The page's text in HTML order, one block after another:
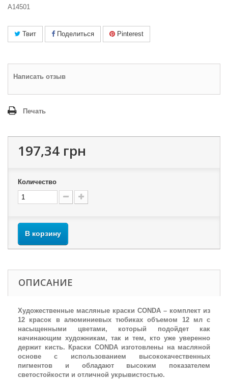
A14501
Твит Поделиться Pinterest
Написать отзыв
Печать
197,34 грн
Количество
В корзину
ОПИСАНИЕ
Художественные масляные краски CONDA – комплект из
12 красок в алюминиевых тюбиках объемом 12 мл с
насыщенными цветами, который подойдет как
начинающим художникам, так и тем, кто уже уверенно
держит кисть. Краски CONDA изготовлены на масляной
основе с использованием высококачественных
пигментов и обладают высоким показателем
светостойкости и отличной укрывистостью.